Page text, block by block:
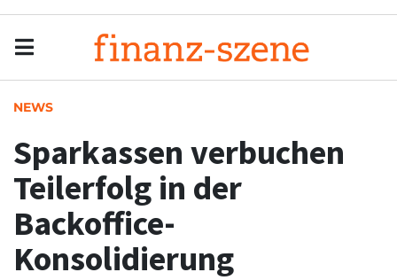
NEWS
Sparkassen verbuchen
Teilerfolg in der
Backoffice-
Konsolidierung